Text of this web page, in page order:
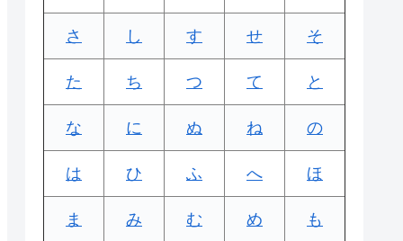
さ し す せ そ
た ち つ て と
な に ぬ ね の
は ひ ふ へ ほ
ま み む め も